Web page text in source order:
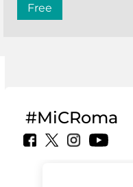
Free
#MiCRoma